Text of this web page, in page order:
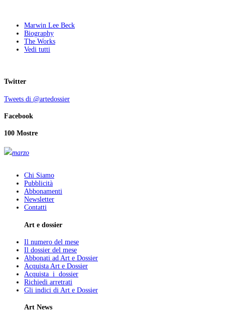
Marwin Lee Beck
Biography
The Works
Vedi tutti
Twitter
Tweets di @artedossier
Facebook
100 Mostre
marzo
Chi Siamo
Pubblicità
Abbonamenti
Newsletter
Contatti
Art e dossier
Il numero del mese
Il dossier del mese
Abbonati ad Art e Dossier
Acquista Art e Dossier
Acquista i dossier
Richiedi arretrati
Gli indici di Art e Dossier
Art News